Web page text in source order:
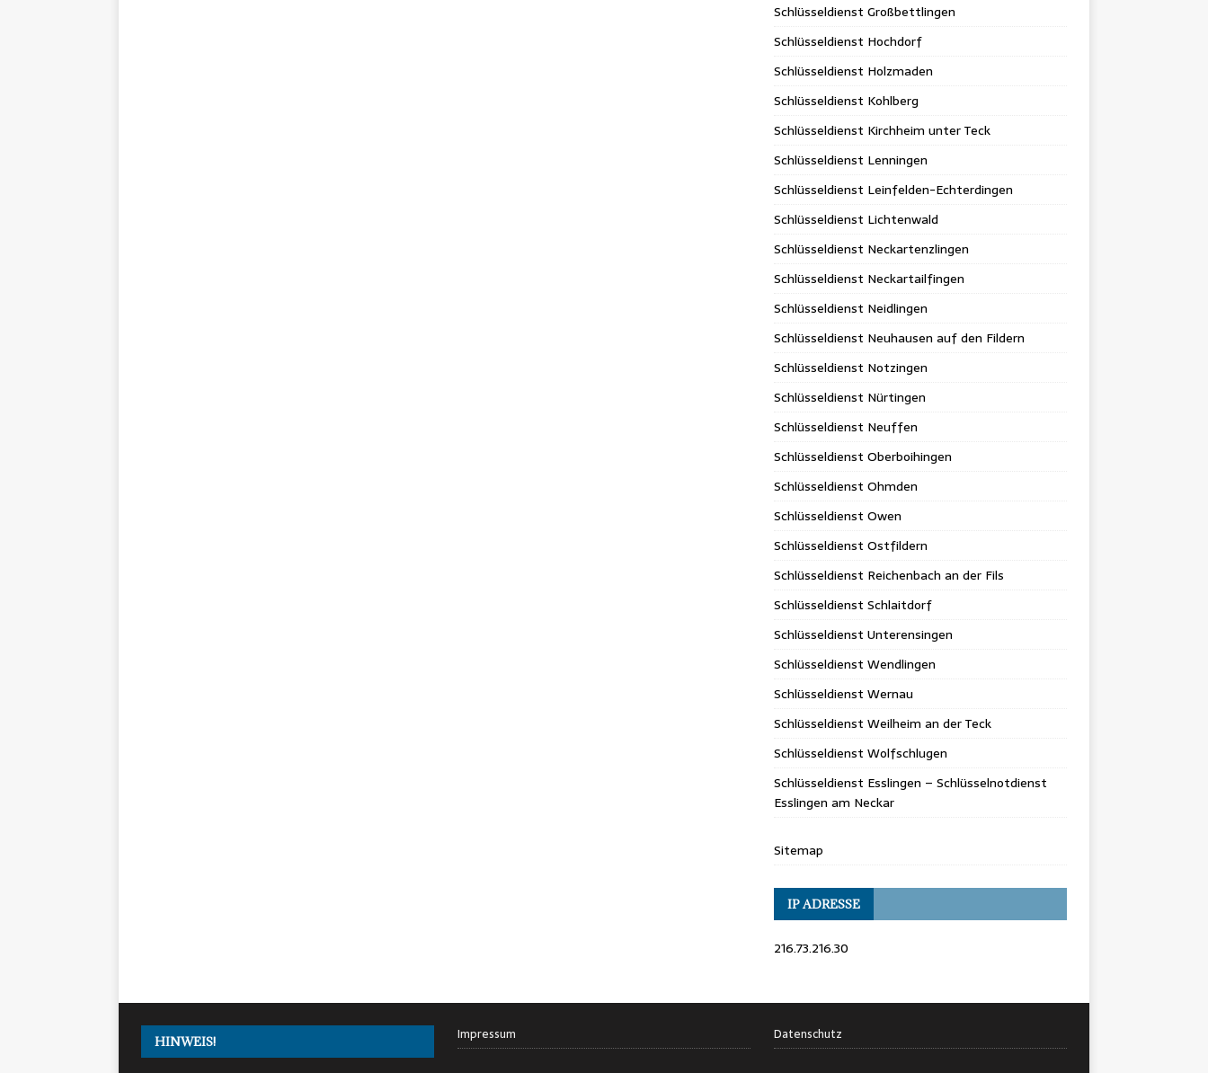
Schlüsseldienst Großbettlingen
Schlüsseldienst Hochdorf
Schlüsseldienst Holzmaden
Schlüsseldienst Kohlberg
Schlüsseldienst Kirchheim unter Teck
Schlüsseldienst Lenningen
Schlüsseldienst Leinfelden-Echterdingen
Schlüsseldienst Lichtenwald
Schlüsseldienst Neckartenzlingen
Schlüsseldienst Neckartailfingen
Schlüsseldienst Neidlingen
Schlüsseldienst Neuhausen auf den Fildern
Schlüsseldienst Notzingen
Schlüsseldienst Nürtingen
Schlüsseldienst Neuffen
Schlüsseldienst Oberboihingen
Schlüsseldienst Ohmden
Schlüsseldienst Owen
Schlüsseldienst Ostfildern
Schlüsseldienst Reichenbach an der Fils
Schlüsseldienst Schlaitdorf
Schlüsseldienst Unterensingen
Schlüsseldienst Wendlingen
Schlüsseldienst Wernau
Schlüsseldienst Weilheim an der Teck
Schlüsseldienst Wolfschlugen
Schlüsseldienst Esslingen – Schlüsselnotdienst
Esslingen am Neckar
Sitemap
IP ADRESSE
216.73.216.30
HINWEIS! Impressum Datenschutz